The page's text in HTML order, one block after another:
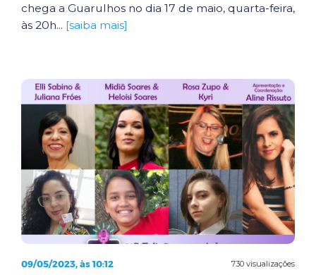
chega a Guarulhos no dia 17 de maio, quarta-feira,
às 20h... [saiba mais]
730 visualizações
09/05/2023, às 10:12